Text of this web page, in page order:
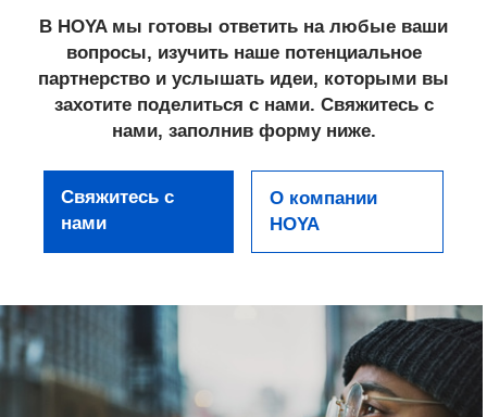
В HOYA мы готовы ответить на любые ваши
вопросы, изучить наше потенциальное
партнерство и услышать идеи, которыми вы
захотите поделиться с нами. Свяжитесь с
нами, заполнив форму ниже.
Свяжитесь с
нами
О компании
HOYA